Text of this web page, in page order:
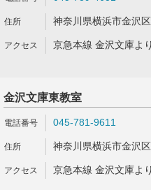
神奈川県横浜市金沢
京急本線 金沢文庫よ
金沢文庫東教室
045-781-9611
神奈川県横浜市金沢
京急本線 金沢文庫よ